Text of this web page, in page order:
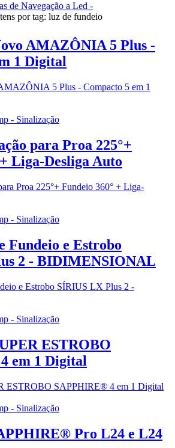
de Navegação a Led -
por tag: luz de fundeio
AMAZÔNIA 5 Plus -
1 Digital
- Sinalização
para Proa 225°+
Liga-Desliga Auto
- Sinalização
Fundeio e Estrobo
2 - BIDIMENSIONAL
- Sinalização
ESTROBO
em 1 Digital
- Sinalização
Pro L24 e L24